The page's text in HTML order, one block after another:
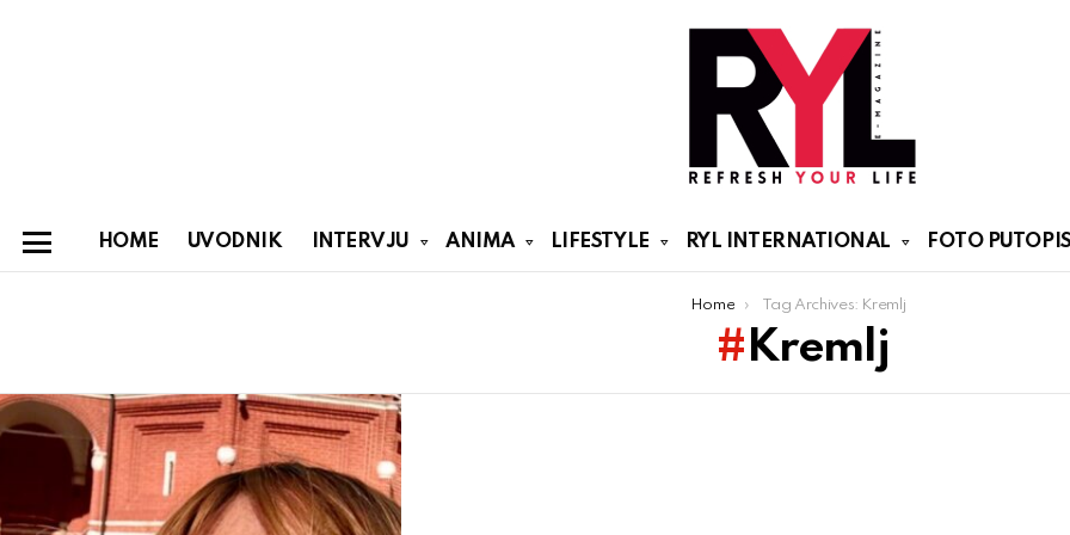
HOME UVODNIK INTERVJU ANIMA LIFESTYLE RYL INTERNATIONAL FOTO PUTOPISI
Home Tag Archives: Kremlj
Kremlj
Latest
stories